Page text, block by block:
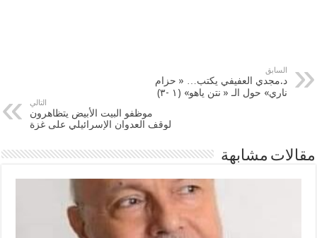
السابق
د.مجدي العفيفي يكتب… « حزام
ناري» حول الـ « نتن ياهو» (١ -٣)
التالي
موظفو البيت الأبيض يتظاهرون
لوقف العدوان الإسرائيلي على غزة
مقالات مشابهة